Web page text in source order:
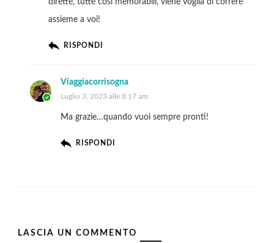
dirette, tutte così memorabili, viene voglia di correre
assieme a voi!
RISPONDI
Viaggiacorrisogna
Luglio 3, 2023 alle 8:17 am
Ma grazie…quando vuoi sempre pronti!
RISPONDI
LASCIA UN COMMENTO